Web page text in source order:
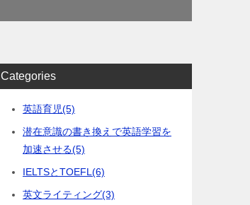
Categories
英語育児(5)
潜在意識の書き換えで英語学習を
加速させる(5)
IELTSとTOEFL (6)
英文ライティング(3)